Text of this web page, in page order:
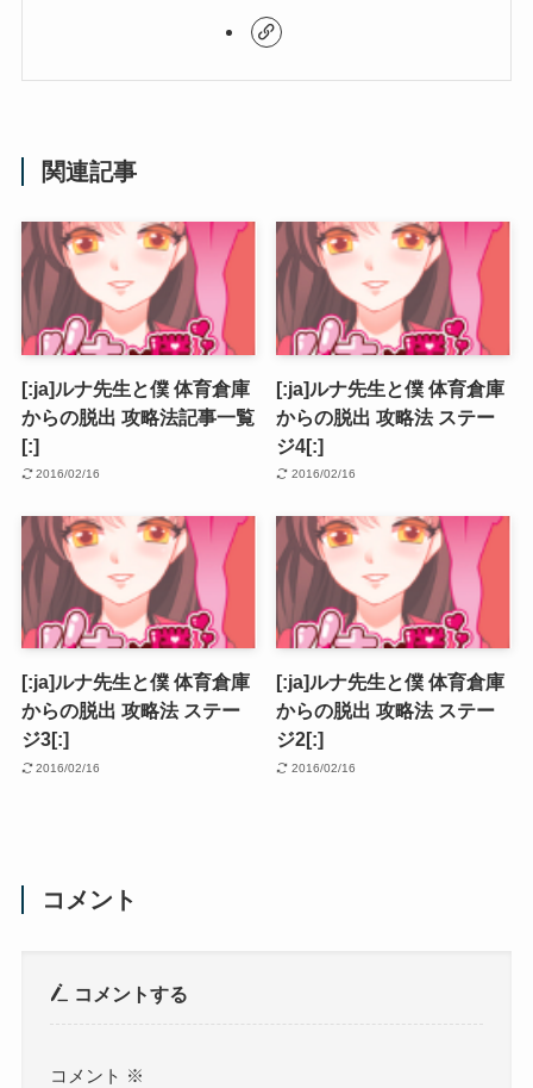
関連記事
[:ja]ルナ先生と僕 体育倉庫
からの脱出 攻略法記事一覧
[:]
2016/02/16
[:ja]ルナ先生と僕 体育倉庫
からの脱出 攻略法 ステー
ジ4[:]
2016/02/16
[:ja]ルナ先生と僕 体育倉庫
からの脱出 攻略法 ステー
ジ3[:]
2016/02/16
[:ja]ルナ先生と僕 体育倉庫
からの脱出 攻略法 ステー
ジ2[:]
2016/02/16
コメント
コメントする
コメント ※